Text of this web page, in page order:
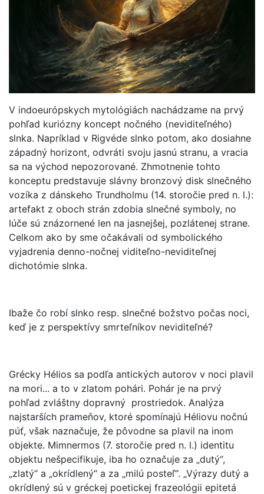
V indoeurópskych mytológiách nachádzame na prvý
pohľad kuriózny koncept nočného (neviditeľného)
slnka. Napríklad v Rigvéde slnko potom, ako dosiahne
západný horizont, odvráti svoju jasnú stranu, a vracia
sa na východ nepozorované. Zhmotnenie tohto
konceptu predstavuje slávny bronzový disk slnečného
vozíka z dánskeho Trundholmu (14. storočie pred n. l.):
artefakt z oboch strán zdobia slnečné symboly, no
lúče sú znázornené len na jasnejšej, pozlátenej strane.
Celkom ako by sme očakávali od symbolického
vyjadrenia denno-nočnej viditeľno-neviditeľnej
dichotómie slnka.
Ibaže čo robí slnko resp. slnečné božstvo počas noci,
keď je z perspektívy smrteľníkov neviditeľné?
Grécky Hélios sa podľa antických autorov v noci plavil
na mori... a to v zlatom pohári. Pohár je na prvý
pohľad zvláštny dopravný prostriedok. Analýza
najstarších prameňov, ktoré spomínajú Héliovu nočnú
púť, však naznačuje, že pôvodne sa plavil na inom
objekte. Mimnermos (7. storočie pred n. l.) identitu
objektu nešpecifikuje, iba ho označuje za „dutý“,
„zlatý“ a „okrídlený“ a za „milú posteľ“. „Výrazy dutý a
okrídlený sú v gréckej poetickej frazeológii epitetá